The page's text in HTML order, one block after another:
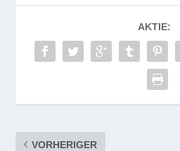
AKTIE:
VORHERIGER